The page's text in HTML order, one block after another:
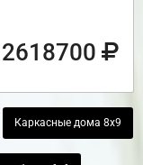
Каркасные дома 8х9